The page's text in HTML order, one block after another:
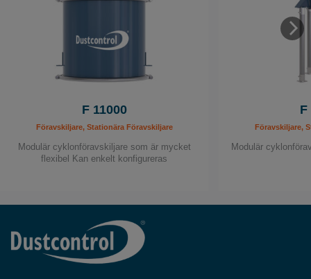
F 11000
Föravskiljare, Stationära Föravskiljare
Modulär cyklonföravskiljare som är mycket
flexibel Kan enkelt konfigureras
F
Föravskiljare,
Modulär